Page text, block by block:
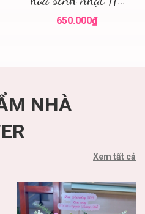
Nội
650.000₫
NHÀ
Xem tất cả